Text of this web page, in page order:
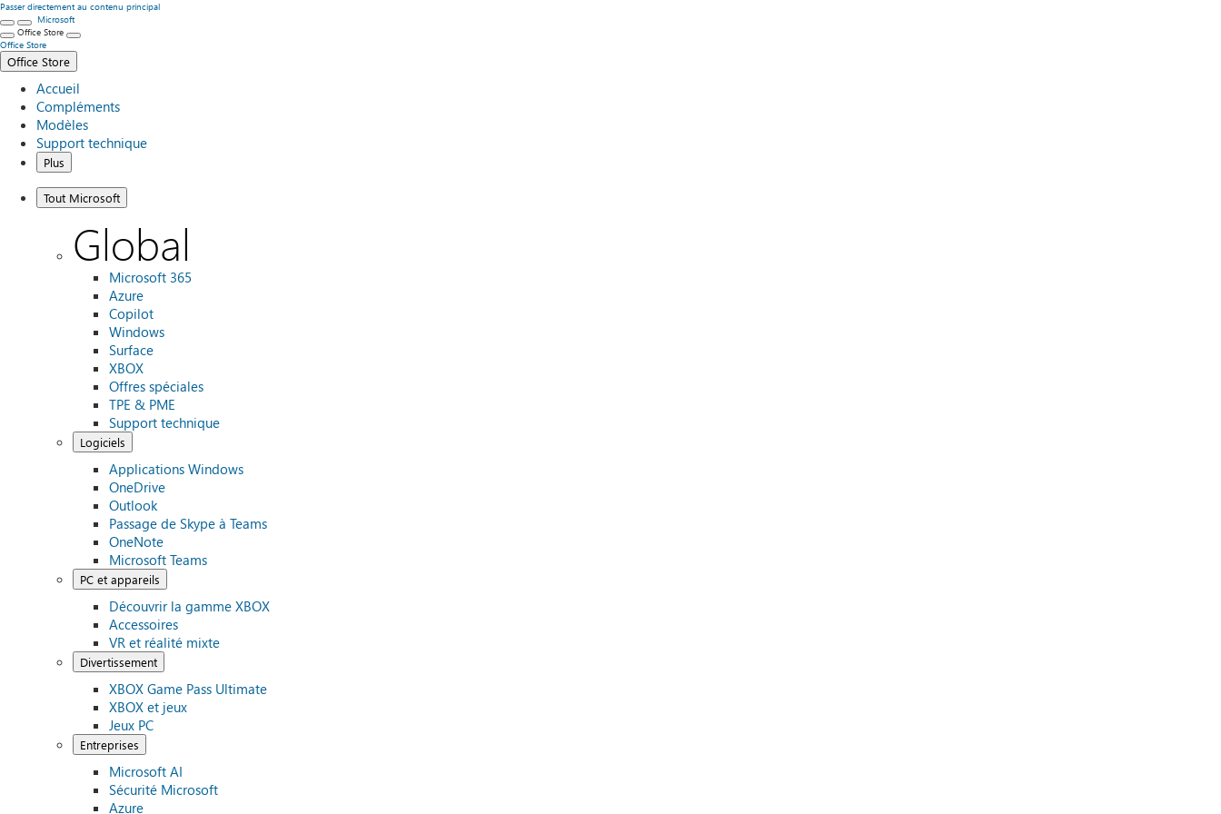
Passer directement au contenu principal
Microsoft
Office Store
Office Store
Office Store
Accueil
Compléments
Modèles
Support technique
Plus
Tout Microsoft
Global
Microsoft 365
Azure
Copilot
Windows
Surface
XBOX
Offres spéciales
TPE & PME
Support technique
Logiciels
Applications Windows
OneDrive
Outlook
Passage de Skype à Teams
OneNote
Microsoft Teams
PC et appareils
Découvrir la gamme XBOX
Accessoires
VR et réalité mixte
Divertissement
XBOX Game Pass Ultimate
XBOX et jeux
Jeux PC
Entreprises
Microsoft AI
Sécurité Microsoft
Azure